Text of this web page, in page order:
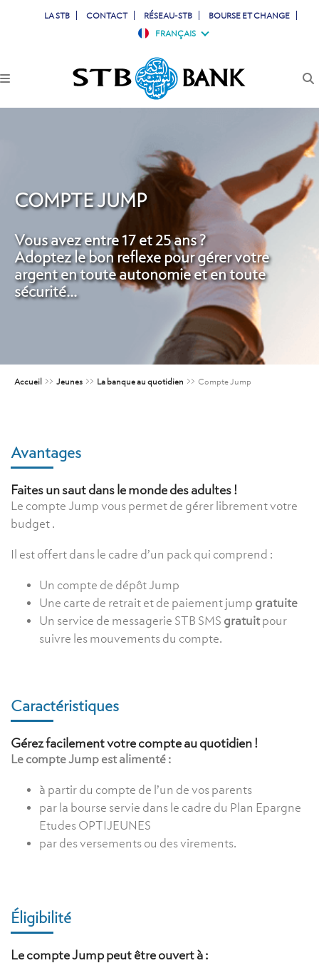
TUNISIENS À L'ETRANGER
SIMULATEURS
LA STB CONTACT RÉSEAU-STB
BOURSE ET CHANGE
FRANÇAIS
COMPTE JUMP
Vous avez entre 17 et 25 ans ?
Adoptez le bon reflexe pour gérer votre
argent en toute autonomie et en toute
sécurité...
Accueil >> Jeunes >> La banque au quotidien >> Compte Jump
Avantages
Faites un saut dans le monde des adultes !
Le compte Jump vous permet de gérer librement votre
budget .
Il est offert dans le cadre d’un pack qui comprend :
Un compte de dépôt Jump
Une carte de retrait et de paiement jump gratuite
Un service de messagerie STB SMS gratuitpour
suivre les mouvements du compte.
Caractéristiques
Gérez facilement votre compte au quotidien !
Le compte Jump est alimenté :
à partir du compte de l’un de vos parents
par la bourse servie dans le cadre du Plan Epargne
Etudes OPTIJEUNES
par des versements ou des virements.
Éligibilité
Le compte Jump peut être ouvert à :